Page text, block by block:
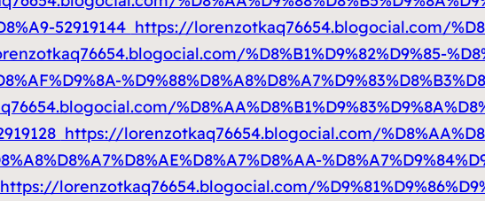
52919144 https://lorenzotkaq76654.blogocial.com/
%D8%B1%D9%82%D9%85-
https://lorenzotkaq76654.blogocial.com/
https://lorenzotkaq76654.blogocial.com/